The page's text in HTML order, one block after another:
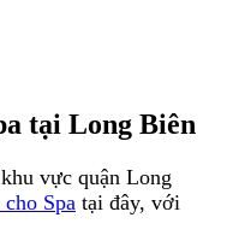
tại Long Biên
vực quận Long
Spa tại đây, với